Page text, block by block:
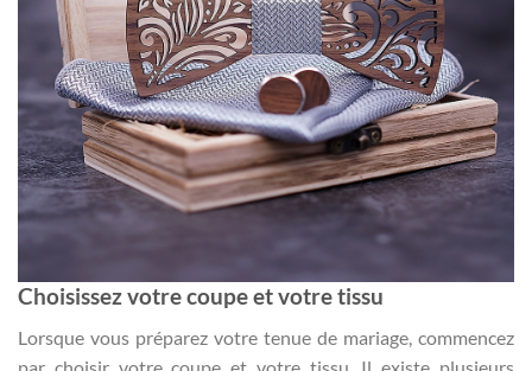
Choisissez votre coupe et votre tissu
Lorsque vous préparez votre tenue de mariage, commencez